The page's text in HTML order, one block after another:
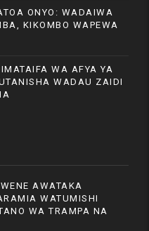
ONYO: WADAIWA
KIKOMBO WAPEWA
WA AFYA YA
WADAU ZAIDI
AWATAKA
WATUMISHI
WA TRAMPA NA